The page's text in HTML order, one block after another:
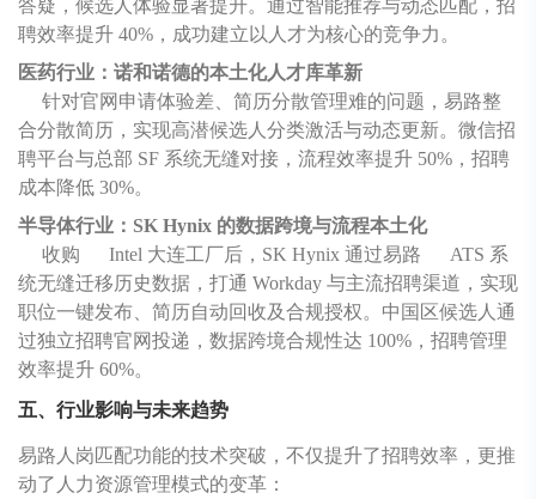
答疑，候选人体验显著提升。通过智能推荐与动态匹配，招
聘效率提升 40%，成功建立以人才为核心的竞争力。
医药行业：诺和诺德的本土化人才库革新
针对官网申请体验差、简历分散管理难的问题，易路整
合分散简历，实现高潜候选人分类激活与动态更新。微信招
聘平台与总部 SF 系统无缝对接，流程效率提升 50%，招聘
成本降低 30%。
半导体行业：SK Hynix 的数据跨境与流程本土化
收购 Intel 大连工厂后，SK Hynix 通过易路 ATS 系
统无缝迁移历史数据，打通 Workday 与主流招聘渠道，实现
职位一键发布、简历自动回收及合规授权。中国区候选人通
过独立招聘官网投递，数据跨境合规性达 100%，招聘管理
效率提升 60%。
五、行业影响与未来趋势
易路人岗匹配功能的技术突破，不仅提升了招聘效率，更推
动了人力资源管理模式的变革：